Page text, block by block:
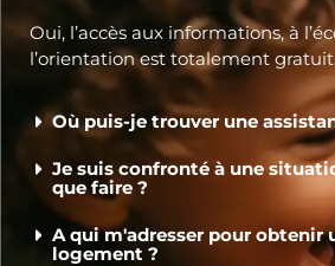
Oui, l’accès aux informations, à
l’orientation est totalement
Où puis-je trouver une
Je suis confronté à une
que faire ?
A qui m'adresser pour obtenir
logement ?